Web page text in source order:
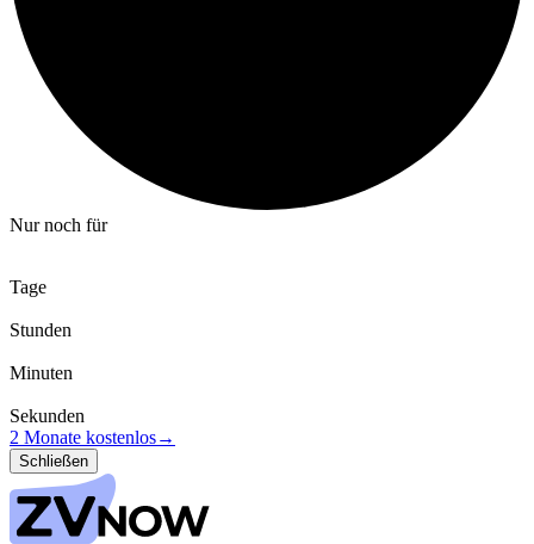
Nur noch für
Tage
Stunden
Minuten
Sekunden
2 Monate kostenlos→
Schließen